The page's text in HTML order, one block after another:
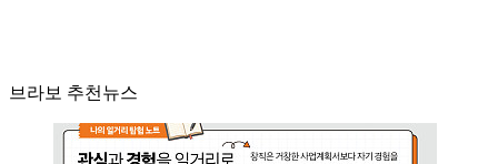
브라보 추천뉴스